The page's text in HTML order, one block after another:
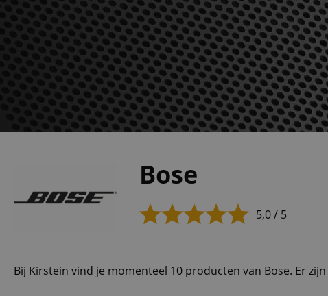
Bose
5,0 / 5
Bij Kirstein vind je momenteel 10 producten van Bose. Er